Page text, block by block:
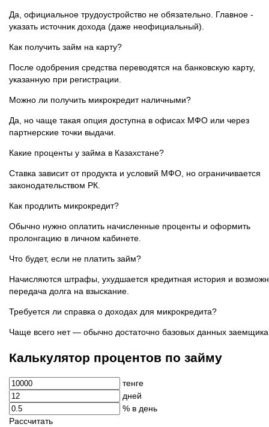
Да, официальное трудоустройство не обязательно. Главное -
указать источник дохода (даже неофициальный).
Как получить займ на карту?
После одобрения средства переводятся на банковскую карту,
указанную при регистрации.
Можно ли получить микрокредит наличными?
Да, но чаще такая опция доступна в офисах МФО или через
партнерские точки выдачи.
Какие проценты у займа в Казахстане?
Ставка зависит от продукта и условий МФО, но ограничивается
законодательством РК.
Как продлить микрокредит?
Обычно нужно оплатить начисленные проценты и оформить
пролонгацию в личном кабинете.
Что будет, если не платить займ?
Начисляются штрафы, ухудшается кредитная история и
передача долга на взыскание.
Требуется ли справка о доходах для микрокредита?
Чаще всего нет — обычно достаточно базовых данных
Калькулятор процентов по займу
тенге
дней
% в день
Рассчитать